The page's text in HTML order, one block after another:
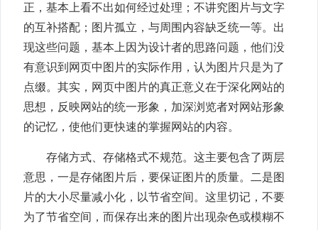
正，基本上看不出如何经过处理；不讲究图片与文字
的互补搭配；图片孤立，与周围内容缺乏统一等。出
现这些问题，基本上因为设计者的思路问题，他们没
有意识到网页中图片的实际作用，认为图片只是为了
点缀。其实，网页中图片的真正意义在于深化网站的
思想，反映网站的统一形象，加深浏览者对网站形象
的记忆，使他们更快速的掌握网站的内容。
存储方式、存储格式不规范。这主要包含了两层
意思，一是存储图片后，要保证图片的质量。二是图
片的大小尽量减小化，以节省空间。这里切记，不要
为了节省空间，而保存出来的图片出现杂色或模糊不